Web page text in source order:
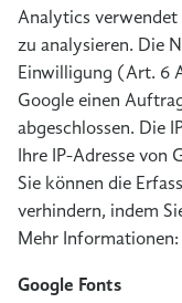
Analytics verwendet
zu analysieren. Die
Einwilligung (Art. 6
Google einen
abgeschlossen. Die
Ihre IP-Adresse von
Sie können die
verhindern, indem
Mehr Informationen:
Google Fonts